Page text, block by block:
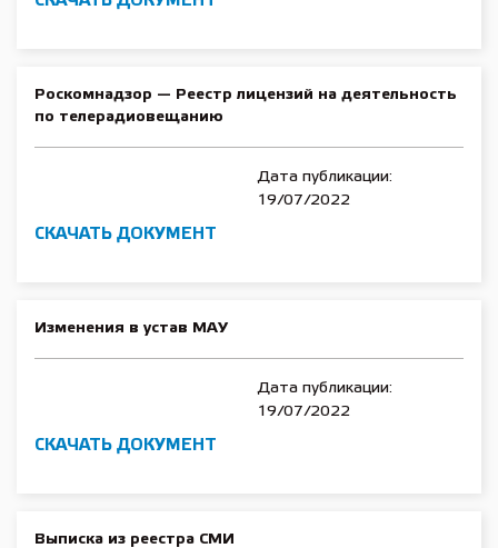
Роскомнадзор — Реестр лицензий на деятельность
по телерадиовещанию
Дата публикации:
19/07/2022
СКАЧАТЬ ДОКУМЕНТ
Изменения в устав МАУ
Дата публикации:
19/07/2022
СКАЧАТЬ ДОКУМЕНТ
Выписка из реестра СМИ